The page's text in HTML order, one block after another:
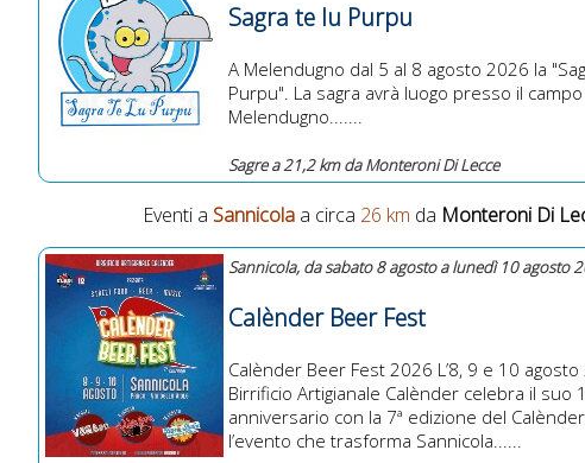
Sagra te lu Purpu
A Melendugno dal 5 al 8 agosto 2026 la
Purpu". La sagra avrà luogo presso il
Melendugno.......
Sagre a 21,2 km da Monteroni Di Lecce
Eventi a Sannicola a circa 26 km da Monteroni Di
Sannicola, da sabato 8 agosto a lunedì 10 agosto
Calènder Beer Fest
Calènder Beer Fest 2026 L’8, 9 e 10 agosto
Birrificio Artigianale Calènder celebra il suo
anniversario con la 7ª edizione del
l’evento che trasforma Sannicola......